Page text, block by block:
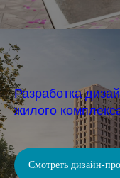
Разработка
жилого
Смотреть дизайн-